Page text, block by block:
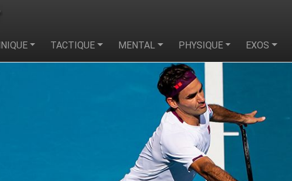
TACTIQUE MENTAL PHYSIQUE EXOS